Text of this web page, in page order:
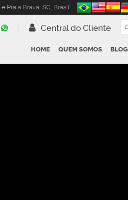
Praia Brava, SC, Brasil
Central do Cliente
BLOG
QUEM SOMOS
HOME